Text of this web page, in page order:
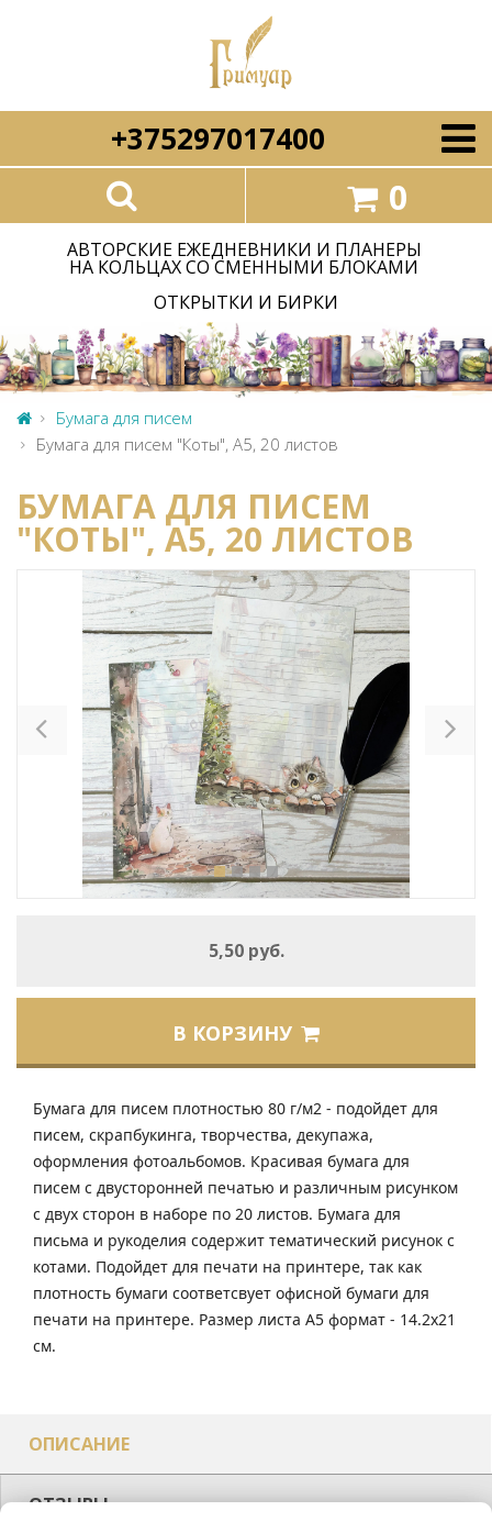
+375297017400
0
АВТОРСКИЕ ЕЖЕДНЕВНИКИ И ПЛАНЕРЫ
НА КОЛЬЦАХ СО СМЕННЫМИ БЛОКАМИ
ОТКРЫТКИ И БИРКИ
Бумага для писем
Бумага для писем "Коты", А5, 20 листов
БУМАГА ДЛЯ ПИСЕМ
"КОТЫ", А5, 20 ЛИСТОВ
Previous
5,50 руб.
В КОРЗИНУ
Бумага для писем плотностью 80 г/м2 - подойдет для
писем, скрапбукинга, творчества, декупажа,
оформления фотоальбомов. Красивая бумага для
писем с двусторонней печатью и различным рисунком
с двух сторон в наборе по 20 листов. Бумага для
письма и рукоделия содержит тематический рисунок с
котами. Подойдет для печати на принтере, так как
плотность бумаги соответсвует офисной бумаги для
печати на принтере. Размер листа А5 формат - 14.2х21
см.
ОПИСАНИЕ
ОТЗЫВЫ